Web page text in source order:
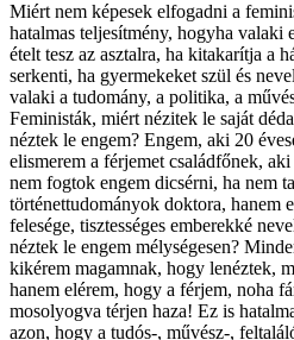
Miért nem képesek elfogadni a
hatalmas teljesítmény, hogyha valaki
ételt tesz az asztalra, ha kitakarítja a
serkenti, ha gyermekeket szül és
valaki a tudomány, a politika, a
Feministák, miért nézitek le saját
néztek le engem? Engem, aki 20
elismerem a férjemet családfőnek,
nem fogtok engem dicsérni, ha nem
történettudományok doktora, hanem
felesége, tisztességes emberekké
néztek le engem mélységesen?
kikérem magamnak, hogy lenéztek,
hanem elérem, hogy a férjem, noha
mosolyogva térjen haza! Ez is
azon, hogy a tudós-, művész-,